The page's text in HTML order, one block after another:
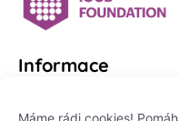
Máme rádi cookies!
Informace
Platformu Zeptej se